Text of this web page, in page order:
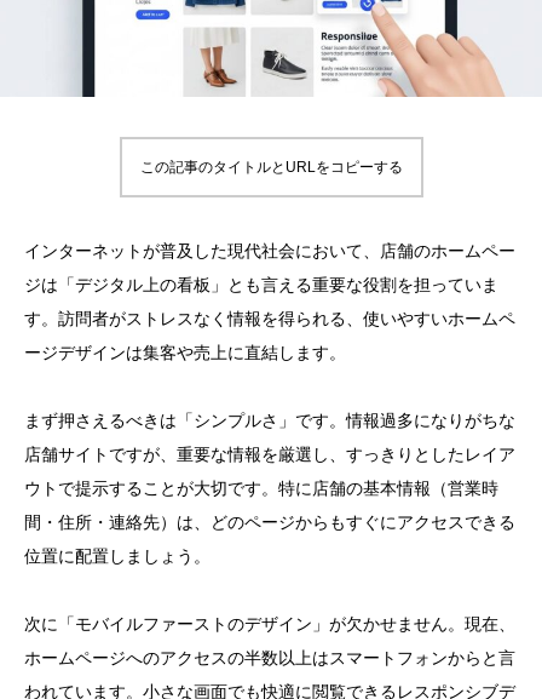
この記事のタイトルとURLをコピーする
インターネットが普及した現代社会において、店舗のホームペー
ジは「デジタル上の看板」とも言える重要な役割を担っていま
す。訪問者がストレスなく情報を得られる、使いやすいホームペ
ージデザインは集客や売上に直結します。
まず押さえるべきは「シンプルさ」です。情報過多になりがちな
店舗サイトですが、重要な情報を厳選し、すっきりとしたレイア
ウトで提示することが大切です。特に店舗の基本情報（営業時
間・住所・連絡先）は、どのページからもすぐにアクセスできる
位置に配置しましょう。
次に「モバイルファーストのデザイン」が欠かせません。現在、
ホームページへのアクセスの半数以上はスマートフォンからと言
われています。小さな画面でも快適に閲覧できるレスポンシブデ